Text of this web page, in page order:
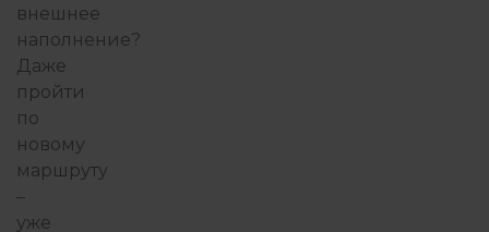
внешнее
наполнение?
Даже
пройти
по
новому
маршруту
–
уже